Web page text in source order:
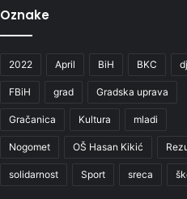
Oznake
2022 April BiH BKC
FBiH grad Gradska uprava
Gračanica Kultura mladi
Nogomet OŠ Hasan Kikić
solidarnost Sport sreca